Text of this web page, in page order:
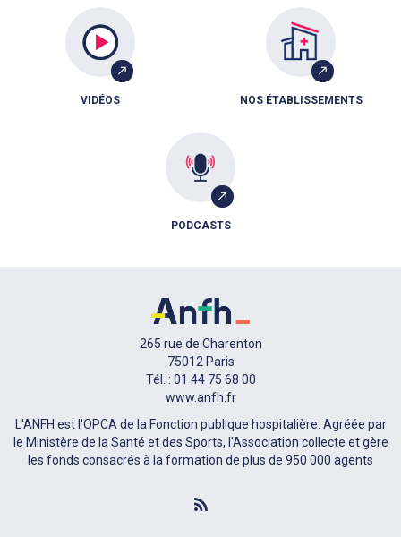
VIDÉOS NOS ÉTABLISSEMENTS
PODCASTS
265 rue de Charenton
75012 Paris
Tél. : 01 44 75 68 00
www.anfh.fr
L'ANFH est l'OPCA de la Fonction publique hospitalière. Agréée par
le Ministère de la Santé et des Sports, l'Association collecte et gère
les fonds consacrés à la formation de plus de 950 000 agents